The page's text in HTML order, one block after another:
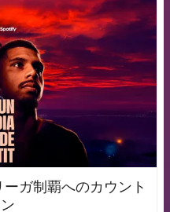
ーガ制覇へのカウント